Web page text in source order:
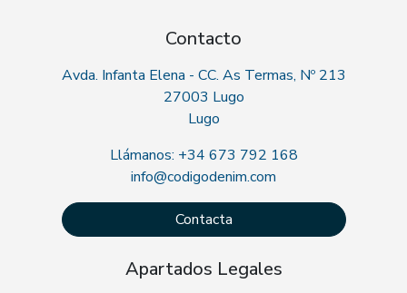
Contacto
Avda. Infanta Elena - CC. As Termas, Nº 213
27003 Lugo
Lugo
Llámanos: +34 673 792 168
info@codigodenim.com
Contacta
Apartados Legales